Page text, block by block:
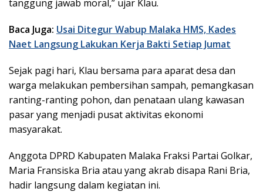
tanggung jawab moral,” ujar Klau.
Baca Juga: Usai Ditegur Wabup Malaka HMS, Kades
Naet Langsung Lakukan Kerja Bakti Setiap Jumat
Sejak pagi hari, Klau bersama para aparat desa dan
warga melakukan pembersihan sampah, pemangkasan
ranting-ranting pohon, dan penataan ulang kawasan
pasar yang menjadi pusat aktivitas ekonomi
masyarakat.
Anggota DPRD Kabupaten Malaka Fraksi Partai Golkar,
Maria Fransiska Bria atau yang akrab disapa Rani Bria,
hadir langsung dalam kegiatan ini.